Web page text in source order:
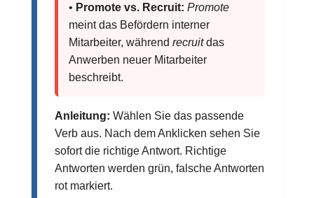
• Promote vs. Recruit: Promote
meint das Befördern interner
Mitarbeiter, während recruitdas
Anwerben neuer Mitarbeiter
beschreibt.
Anleitung: Wählen Sie das passende
Verb aus. Nach dem Anklicken sehen Sie
sofort die richtige Antwort. Richtige
Antworten werden grün, falsche Antworten
rot markiert.